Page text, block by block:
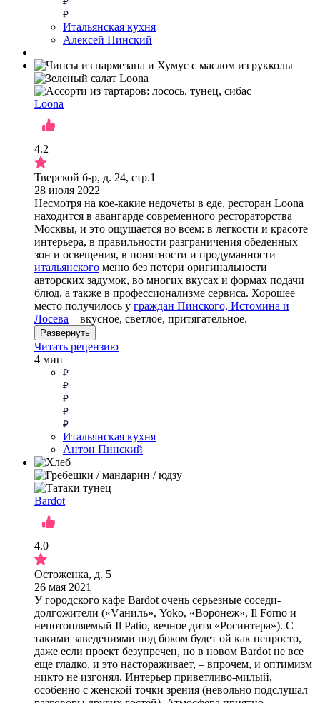
Итальянская кухня
Алексей Пинский
Loona
4.2
Тверской б-р, д. 24, стр.1
28 июля 2022
Несмотря на кое-какие недочеты в еде, ресторан Loona
находится в авангарде современного рестораторства
Москвы, и это ощущается во всем: в легкости и красоте
интерьера, в правильности разграничения обеденных
зон и освещения, в понятности и продуманности
итальянского меню без потери оригинальности
авторских задумок, во многих вкусах и формах подачи
блюд, а также в профессионализме сервиса. Хорошее
место получилось у граждан Пинского, Истомина и
Лосева – вкусное, светлое, притягательное.
Развернуть
Читать рецензию
4 мин
Итальянская кухня
Антон Пинский
Bardot
4.0
Остоженка, д. 5
26 мая 2021
У городского кафе Bardot очень серьезные соседи-
долгожители («Vаниль», Yoko, «Воронеж», Il Forno и
непотопляемый Il Patio, вечное дитя «Росинтера»). С
такими заведениями под боком будет ой как непросто,
даже если проект безупречен, но в новом Bardot не все
еще гладко, и это настораживает, – впрочем, и оптимизм
никто не изгонял. Интерьер приветливо-милый,
особенно с женской точки зрения (невольно подслушал